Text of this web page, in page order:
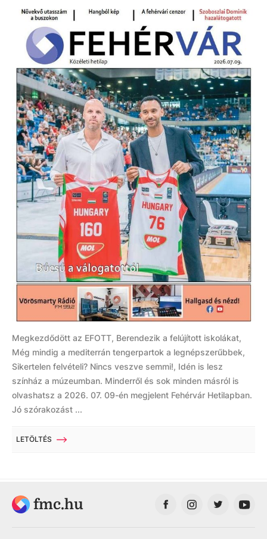
Megkezdődött az EFOTT, Berendezik a felújított iskolákat,
Még mindig a mediterrán tengerpartok a legnépszerűbbek,
Sikertelen felvételi? Nincs veszve semmi!, Idén is lesz
színház a múzeumban. Minderről és sok minden másról is
olvashatsz a 2026. 07. 09-én megjelent Fehérvár Hetilapban.
Jó szórakozást ...
LETÖLTÉS
fmc.hu